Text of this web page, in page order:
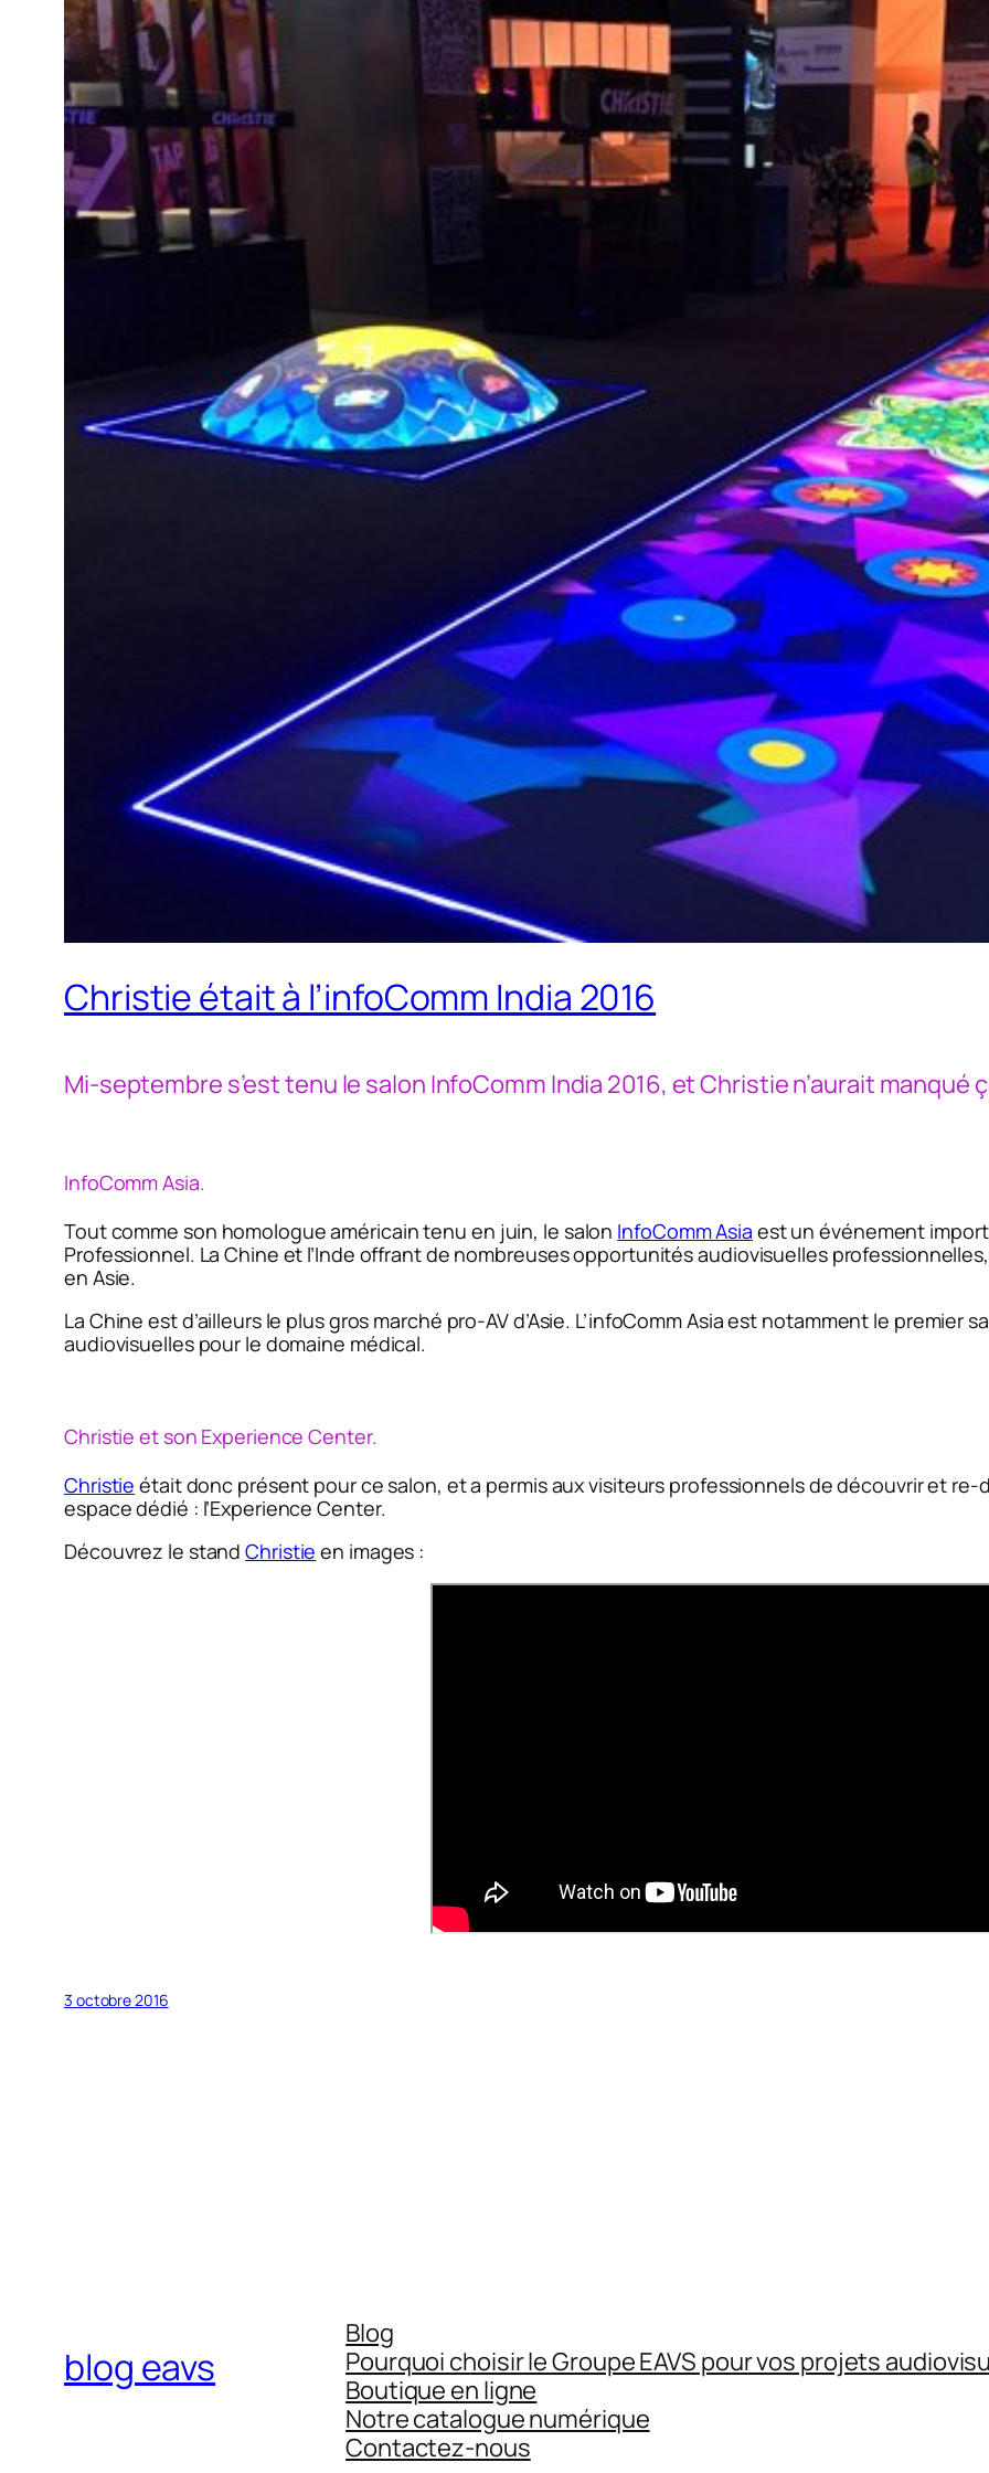
Christie était à l’infoComm India 2016
Mi-septembre s’est tenu le salon InfoComm India 2016, et Christie n’aurait manqué
InfoComm Asia.
Tout comme son homologue américain tenu en juin, le salon InfoComm Asia est un événement
Professionnel. La Chine et l’Inde offrant de nombreuses opportunités audiovisuelles
en Asie.
La Chine est d’ailleurs le plus gros marché pro-AV d’Asie. L’infoComm Asia est notamment le premier
audiovisuelles pour le domaine médical.
Christie et son Experience Center.
Christie était donc présent pour ce salon, et a permis aux visiteurs professionnels de découvrir et
espace dédié : l’Experience Center.
Découvrez le standChristie en images :
3 octobre 2016
blog eavs
Blog
Pourquoi choisir le Groupe EAVS pour vos projets
Boutique en ligne
Notre catalogue numérique
Contactez-nous